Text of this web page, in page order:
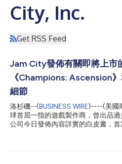
City, Inc.
Get RSS Feed
Jam City發佈有關即將上市
《Champions: Ascension
細節
洛杉磯--(BUSINESS WIRE)----(美國
球首屈一指的遊戲製作商，曾出品
公司今日發佈內容詳實的白皮書，
將完成具有高額賭注的PvP挑戰，並